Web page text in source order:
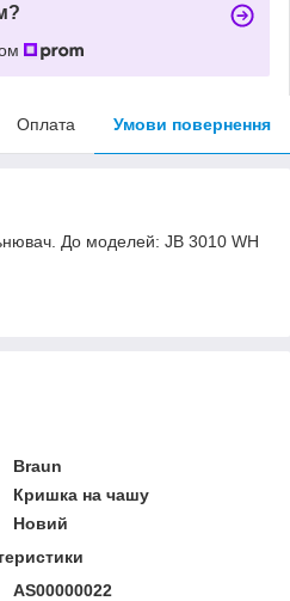
Оплата Умови повернення
До моделей: JB 3010 WH
Braun
Кришка на чашу
Новий
AS00000022